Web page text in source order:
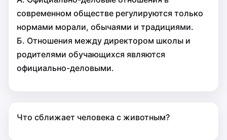
современном обществе регулируются только
нормами морали, обычаями и традициями.
Б. Отношения между директором школы и
родителями обучающихся являются
официально-деловыми.
Что сближает человека с животным?